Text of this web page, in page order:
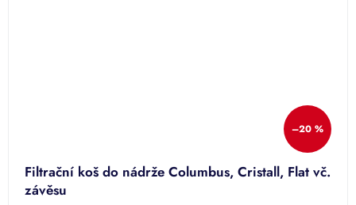
–20 %
Filtrační koš do nádrže Columbus, Cristall, Flat vč.
závěsu